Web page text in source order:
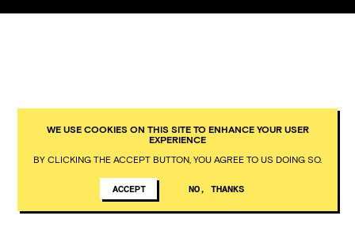
WE USE COOKIES ON THIS SITE TO ENHANCE YOUR USER
EXPERIENCE
BY CLICKING THE ACCEPT BUTTON, YOU AGREE TO US DOING SO.
ACCEPT NO, THANKS